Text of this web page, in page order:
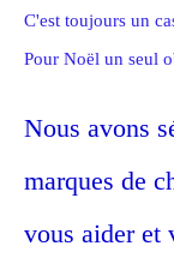
C'est toujours un
Pour Noël un seul
Nous avons
marques de
vous aider et